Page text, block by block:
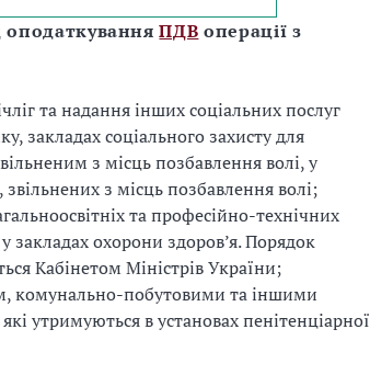
оподаткуванняПДВ операції з
та надання інших соціальних послуг
закладах соціального захисту для
з місць позбавлення волі, у
звільнених з місць позбавлення волі;
та професійно-технічних
закладах охорони здоров’я. Порядок
Кабінетом Міністрів України;
комунально-побутовими та іншими
утримуються в установах пенітенціарної